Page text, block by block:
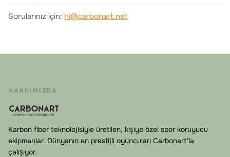
Sorularınız için: hi@carbonart.net
HAKKIMIZDA
Karbon fiber teknolojisiyle üretilen, kişiye özel spor koruyucu
ekipmanlar. Dünyanın en prestijli oyuncuları Carbonart'la
çalışıyor.